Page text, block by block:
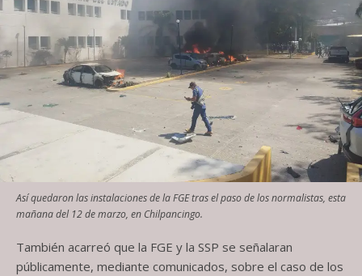
Así quedaron las instalaciones de la FGE tras el paso de los normalistas, esta
mañana del 12 de marzo, en Chilpancingo.
También acarreó que la FGE y la SSP se señalaran
públicamente, mediante comunicados, sobre el caso de los